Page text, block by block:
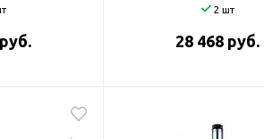
2 шт
28 468 руб.